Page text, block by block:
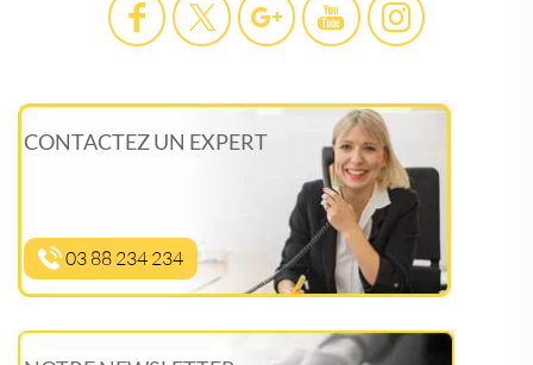
CONTACTEZ UN EXPERT
03 88 234 234